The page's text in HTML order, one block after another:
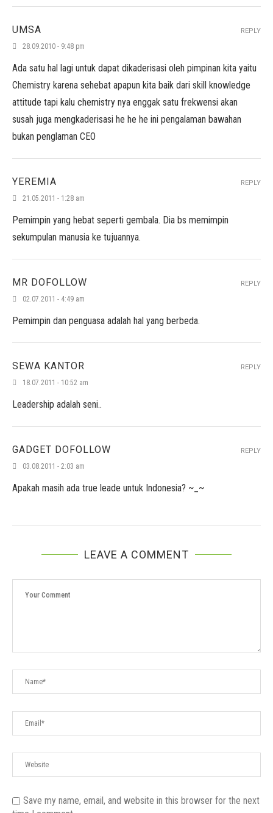
UMSA
28.09.2010 - 9:48 pm
Ada satu hal lagi untuk dapat dikaderisasi oleh pimpinan kita yaitu
Chemistry karena sehebat apapun kita baik dari skill knowledge
attitude tapi kalu chemistry nya enggak satu frekwensi akan
susah juga mengkaderisasi he he he ini pengalaman bawahan
bukan penglaman CEO
REPLY
YEREMIA
21.05.2011 - 1:28 am
Pemimpin yang hebat seperti gembala. Dia bs memimpin
sekumpulan manusia ke tujuannya.
REPLY
MR DOFOLLOW
02.07.2011 - 4:49 am
Pemimpin dan penguasa adalah hal yang berbeda.
REPLY
SEWA KANTOR
18.07.2011 - 10:52 am
Leadership adalah seni..
REPLY
GADGET DOFOLLOW
03.08.2011 - 2:03 am
Apakah masih ada true leade untuk Indonesia? ~_~
REPLY
LEAVE A COMMENT
Save my name, email, and website in this browser for the next